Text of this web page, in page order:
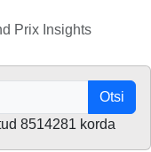
Prix Insights
Otsi
8514281 korda